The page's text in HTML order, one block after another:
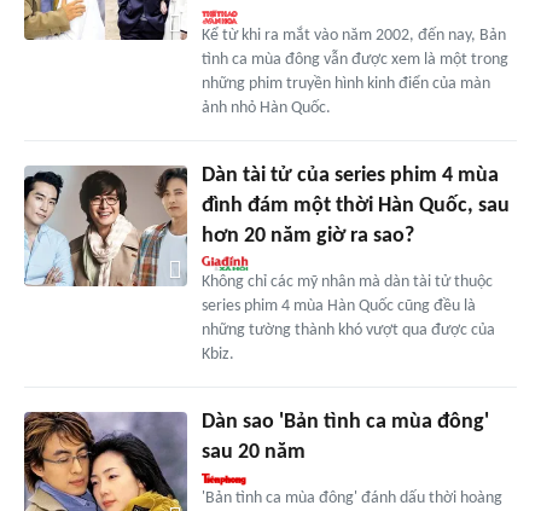
Kể từ khi ra mắt vào năm 2002, đến nay, Bản
tình ca mùa đông vẫn được xem là một trong
những phim truyền hình kinh điển của màn
ảnh nhỏ Hàn Quốc.
Dàn tài tử của series phim 4 mùa
đình đám một thời Hàn Quốc, sau
hơn 20 năm giờ ra sao?
Không chỉ các mỹ nhân mà dàn tài tử thuộc
series phim 4 mùa Hàn Quốc cũng đều là
những tường thành khó vượt qua được của
Kbiz.
Dàn sao 'Bản tình ca mùa đông'
sau 20 năm
'Bản tình ca mùa đông' đánh dấu thời hoàng